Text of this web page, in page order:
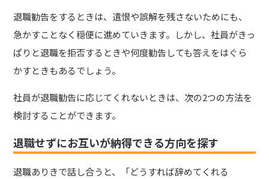
退職勧告をするときは、遺恨や誤解を残さないためにも、
急かすことなく穏便に進めていきます。しかし、社員がきっ
ぱりと退職を拒否するときや何度勧告しても答えをはぐら
かすときもあるでしょう。
社員が退職勧告に応じてくれないときは、次の2つの方法を
検討することができます。
退職せずにお互いが納得できる方向を探す
退職ありきで話し合うと、「どうすれば辞めてくれる